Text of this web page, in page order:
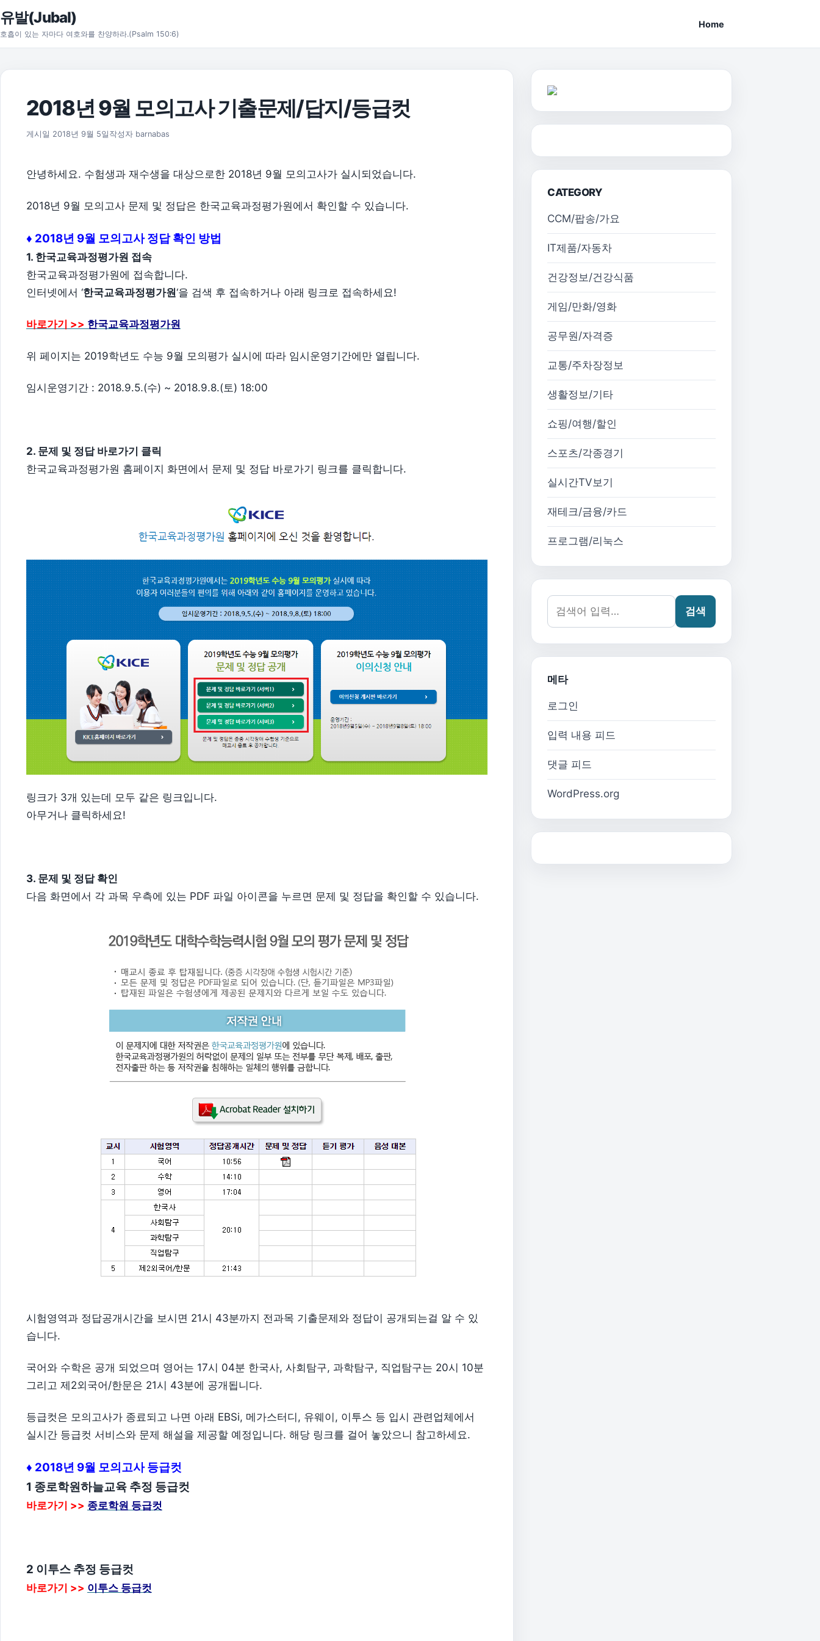
본문으로 건너뛰기
유발(Jubal)
호흡이 있는 자마다 여호와를 찬양하라.(Psalm 150:6)
Home
2018년 9월 모의고사 기출문제/답지/등급컷
게시일 2018년 9월 5일 2018년 9월 7일
작성자 barnabas
안녕하세요. 수험생과 재수생을 대상으로한 2018년 9월 모의고사가 실시되었습니다.
2018년 9월 모의고사 문제 및 정답은 한국교육과정평가원에서 확인할 수 있습니다.
♦ 2018년 9월 모의고사 정답 확인 방법
1. 한국교육과정평가원 접속
한국교육과정평가원에 접속합니다.
인터넷에서 ‘한국교육과정평가원‘을 검색 후 접속하거나 아래 링크로 접속하세요!
바로가기 >> 한국교육과정평가원
위 페이지는 2019학년도 수능 9월 모의평가 실시에 따라 임시운영기간에만 열립니다.
임시운영기간 : 2018.9.5.(수) ~ 2018.9.8.(토) 18:00
2. 문제 및 정답 바로가기 클릭
한국교육과정평가원 홈페이지 화면에서 문제 및 정답 바로가기 링크를 클릭합니다.
링크가 3개 있는데 모두 같은 링크입니다.
아무거나 클릭하세요!
3. 문제 및 정답 확인
다음 화면에서 각 과목 우측에 있는 PDF 파일 아이콘을 누르면 문제 및 정답을 확인할 수 있습니다.
시험영역과 정답공개시간을 보시면 21시 43분까지 전과목 기출문제와 정답이 공개되는걸 알 수 있
습니다.
국어와 수학은 공개 되었으며 영어는 17시 04분 한국사, 사회탐구, 과학탐구, 직업탐구는 20시 10분
그리고 제2외국어/한문은 21시 43분에 공개됩니다.
등급컷은 모의고사가 종료되고 나면 아래 EBSi, 메가스터디, 유웨이, 이투스 등 입시 관련업체에서
실시간 등급컷 서비스와 문제 해설을 제공할 예정입니다. 해당 링크를 걸어 놓았으니 참고하세요.
♦ 2018년 9월 모의고사 등급컷
1 종로학원하늘교육 추정 등급컷
바로가기 >> 종로학원 등급컷
2 이투스 추정 등급컷
바로가기 >> 이투스 등급컷
CATEGORY
CCM/팝송/가요
IT제품/자동차
건강정보/건강식품
게임/만화/영화
공무원/자격증
교통/주차장정보
생활정보/기타
쇼핑/여행/할인
스포츠/각종경기
실시간TV보기
재테크/금융/카드
프로그램/리눅스
검색어:
검색
메타
로그인
입력 내용 피드
댓글 피드
WordPress.org